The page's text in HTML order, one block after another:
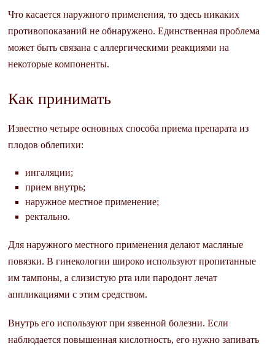
Что касается наружного применения, то здесь никаких
противопоказаний не обнаружено. Единственная проблема
может быть связана с аллергическими реакциями на
некоторые компоненты.
Как принимать
Известно четыре основных способа приема препарата из
плодов облепихи:
ингаляции;
прием внутрь;
наружное местное применение;
ректально.
Для наружного местного применения делают масляные
повязки. В гинекологии широко используют пропитанные
им тампоны, а слизистую рта или пародонт лечат
аппликациями с этим средством.
Внутрь его используют при язвенной болезни. Если
наблюдается повышенная кислотность, его нужно запивать